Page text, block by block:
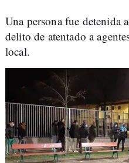
Una persona fue detenida
delito de atentado a
local.